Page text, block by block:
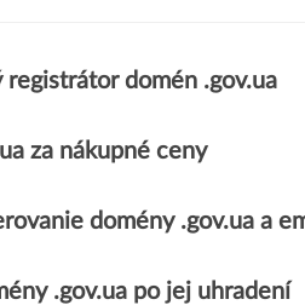
domén .gov.ua
za nákupné ceny
domény .gov.ua a
.gov.ua po jej uhradení